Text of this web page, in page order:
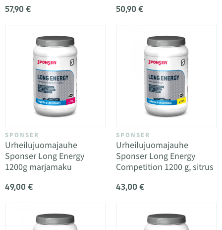
57,90 € 50,90 €
SPONSER
Urheilujuomajauhe
Sponser Long Energy
1200g marjamaku
49,00 €
SPONSER
Urheilujuomajauhe
Sponser Long Energy
Competition 1200 g, sitrus
43,00 €